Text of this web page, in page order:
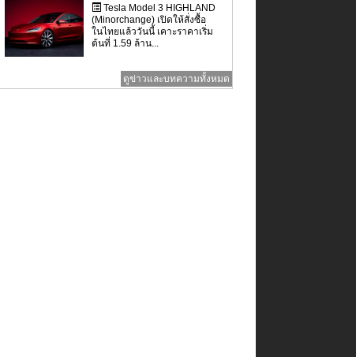
Tesla Model 3 HIGHLAND
(Minorchange) เปิดให้สั่งซื้อ
ในไทยแล้ววันนี้ เคาะราคาเริ่ม
ต้นที่ 1.59 ล้าน...
ดูข่าวและบทความทั้งหมด